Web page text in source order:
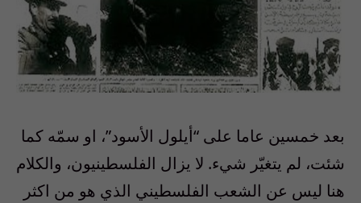
بعد خمسين عاما على “أيلول الأسود”، او سمّه كما
شئت، لم يتغيّر شيء. لا يزال الفلسطينيون، والكلام
هنا ليس عن الشعب الفلسطيني الذي هو من اكثر